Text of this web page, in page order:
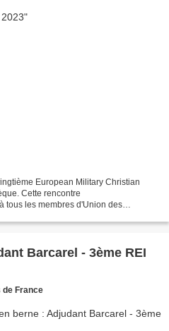
European Military Christian
Cette rencontre
tous les membres d'Union des
Barcarel - 3ème REI
de France